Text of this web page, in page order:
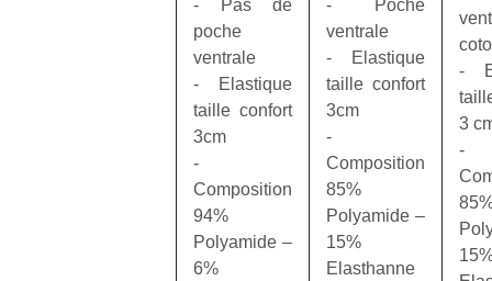
‐ Pas de
poche
ventrale
‐ Elastique
taille confort
3cm
‐
Composition
94%
Polyamide –
6%
‐ Poche
ventrale
‐ Elastique
taille confort
3cm
‐
Composition
85%
Polyamide –
15%
Elasthanne
‐
3
‐
NextGen,
une
trottinette
mécanique
Des
pour les
les petits !